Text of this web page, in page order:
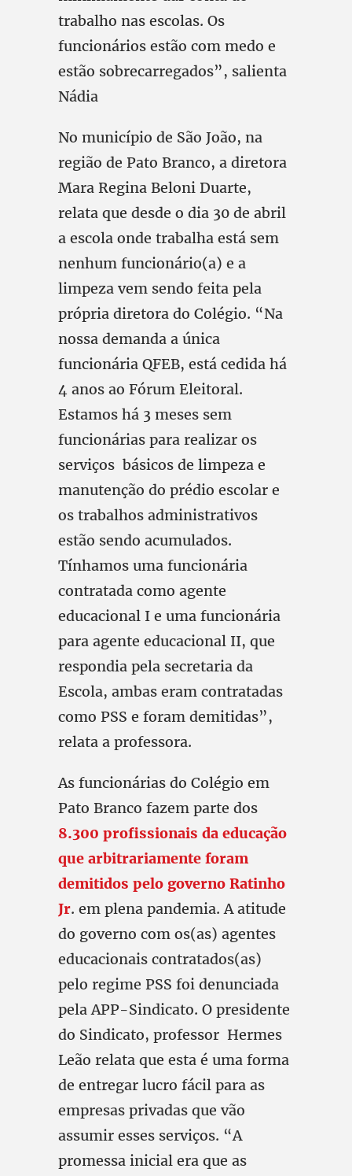
trabalho nas escolas. Os
funcionários estão com medo e
estão sobrecarregados”, salienta
Nádia
No município de São João, na
região de Pato Branco, a diretora
Mara Regina Beloni Duarte,
relata que desde o dia 30 de abril
a escola onde trabalha está sem
nenhum funcionário(a) e a
limpeza vem sendo feita pela
própria diretora do Colégio. “Na
nossa demanda a única
funcionária QFEB, está cedida há
4 anos ao Fórum Eleitoral.
Estamos há 3 meses sem
funcionárias para realizar os
serviços básicos de limpeza e
manutenção do prédio escolar e
os trabalhos administrativos
estão sendo acumulados.
Tínhamos uma funcionária
contratada como agente
educacional I e uma funcionária
para agente educacional II, que
respondia pela secretaria da
Escola, ambas eram contratadas
como PSS e foram demitidas”,
relata a professora.
As funcionárias do Colégio em
Pato Branco fazem parte dos
8.300 profissionais da educação
que arbitrariamente foram
demitidos pelo governo Ratinho
Jr. em plena pandemia. A atitude
do governo com os(as) agentes
educacionais contratados(as)
pelo regime PSS foi denunciada
pela APP-Sindicato. O presidente
do Sindicato, professor Hermes
Leão relata que esta é uma forma
de entregar lucro fácil para as
empresas privadas que vão
assumir esses serviços. “A
promessa inicial era que as